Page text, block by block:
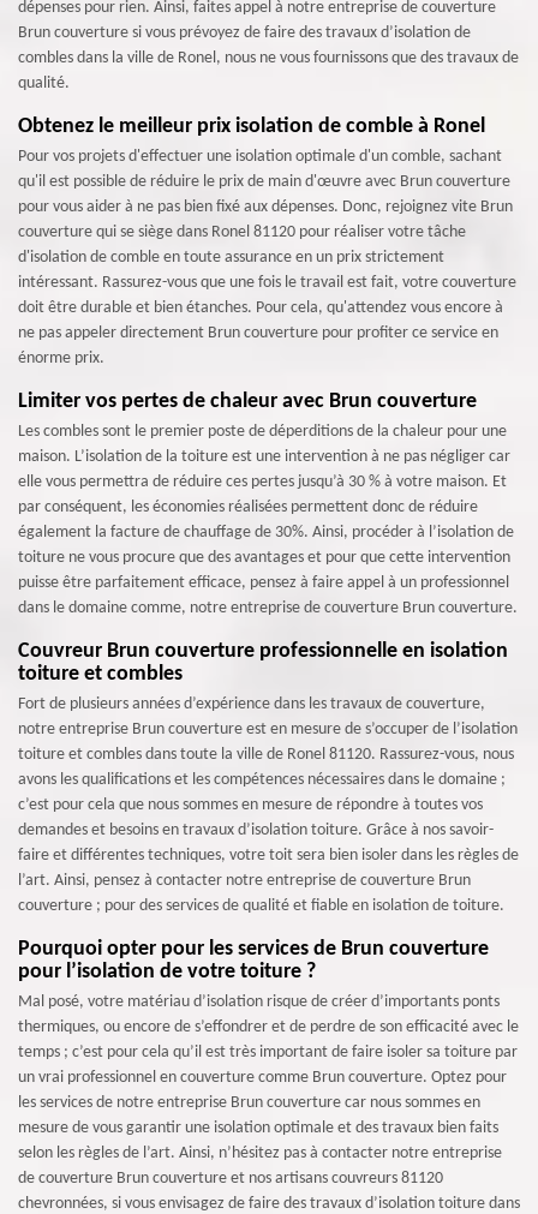
dépenses pour rien. Ainsi, faites appel à notre entreprise de couverture
Brun couverture si vous prévoyez de faire des travaux d’isolation de
combles dans la ville de Ronel, nous ne vous fournissons que des travaux de
qualité.
Obtenez le meilleur prix isolation de comble à Ronel
Pour vos projets d'effectuer une isolation optimale d'un comble, sachant
qu'il est possible de réduire le prix de main d'œuvre avec Brun couverture
pour vous aider à ne pas bien fixé aux dépenses. Donc, rejoignez vite Brun
couverture qui se siège dans Ronel 81120 pour réaliser votre tâche
d'isolation de comble en toute assurance en un prix strictement
intéressant. Rassurez-vous que une fois le travail est fait, votre couverture
doit être durable et bien étanches. Pour cela, qu'attendez vous encore à
ne pas appeler directement Brun couverture pour profiter ce service en
énorme prix.
Limiter vos pertes de chaleur avec Brun couverture
Les combles sont le premier poste de déperditions de la chaleur pour une
maison. L’isolation de la toiture est une intervention à ne pas négliger car
elle vous permettra de réduire ces pertes jusqu’à 30 % à votre maison. Et
par conséquent, les économies réalisées permettent donc de réduire
également la facture de chauffage de 30%. Ainsi, procéder à l’isolation de
toiture ne vous procure que des avantages et pour que cette intervention
puisse être parfaitement efficace, pensez à faire appel à un professionnel
dans le domaine comme, notre entreprise de couverture Brun couverture.
Couvreur Brun couverture professionnelle en isolation
toiture et combles
Fort de plusieurs années d’expérience dans les travaux de couverture,
notre entreprise Brun couverture est en mesure de s’occuper de l’isolation
toiture et combles dans toute la ville de Ronel 81120. Rassurez-vous, nous
avons les qualifications et les compétences nécessaires dans le domaine ;
c’est pour cela que nous sommes en mesure de répondre à toutes vos
demandes et besoins en travaux d’isolation toiture. Grâce à nos savoir-
faire et différentes techniques, votre toit sera bien isoler dans les règles de
l’art. Ainsi, pensez à contacter notre entreprise de couverture Brun
couverture ; pour des services de qualité et fiable en isolation de toiture.
Pourquoi opter pour les services de Brun couverture
pour l’isolation de votre toiture ?
Mal posé, votre matériau d’isolation risque de créer d’importants ponts
thermiques, ou encore de s’effondrer et de perdre de son efficacité avec le
temps ; c’est pour cela qu’il est très important de faire isoler sa toiture par
un vrai professionnel en couverture comme Brun couverture. Optez pour
les services de notre entreprise Brun couverture car nous sommes en
mesure de vous garantir une isolation optimale et des travaux bien faits
selon les règles de l’art. Ainsi, n’hésitez pas à contacter notre entreprise
de couverture Brun couverture et nos artisans couvreurs 81120
chevronnées, si vous envisagez de faire des travaux d’isolation toiture dans